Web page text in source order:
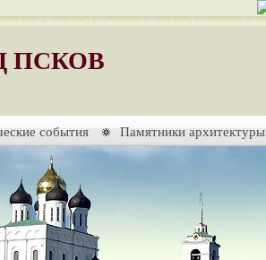
ПСКОВ
события Памятники архитектуры